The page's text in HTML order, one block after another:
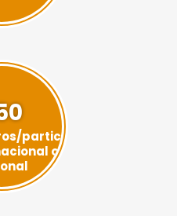
partic
o